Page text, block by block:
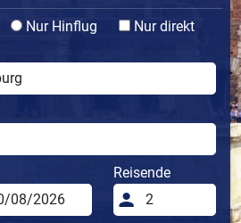
Nur Hinflug
Nur direkt
Reisende